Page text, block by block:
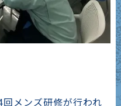
メンズ研修が行われ